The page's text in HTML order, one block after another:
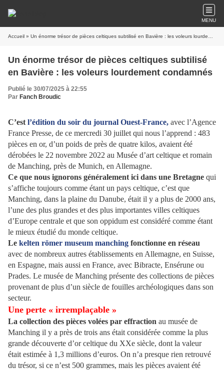
MENU
Accueil » Un énorme trésor de pièces celtiques subtilisé en Bavière : les voleurs lourdement condamnés
Un énorme trésor de pièces celtiques subtilisé
en Bavière : les voleurs lourdement condamnés
Publié le 30/07/2025 à 22:55
Par Fanch Broudic
C’est l’édition du soir du journal Ouest-France, avec l’Agence
France Presse, de ce mercredi 30 juillet qui nous l’apprend : 483
pièces en or, d’un poids de près de quatre kilos, avaient été
dérobées le 22 novembre 2022 au Musée d’art celtique et romain
de Manching, près de Munich, en Allemagne.
Ce que nous ignorons généralement ici dans une Bretagne qui
s’affiche toujours comme étant un pays celtique, c’est que
Manching, dans la plaine du Danube, était il y a plus de 2000 ans,
l’une des plus grandes et des plus importantes villes celtiques
d’Europe centrale et que son oppidum est considéré comme étant
le mieux étudié du monde celtique.
Le kelten römer museum manching fonctionne en réseau
avec de nombreux autres établissements en Allemagne, en Suisse,
en Espagne, mais aussi en France, avec Bibracte, Ensérune ou
Prades. Le musée de Manching présente des collections de pièces
provenant de plus d’un siècle de fouilles archéologiques dans son
secteur.
Une perte « irremplaçable »
La collection des pièces volées par effraction au musée de
Manching il y a près de trois ans était considérée comme la plus
grande découverte d’or celtique du XXe siècle, dont la valeur
était estimée à 1,3 millions d’euros. On n’a presque rien retrouvé
du trésor, si ce n’est 500 grammes, mais les pièces avaient été